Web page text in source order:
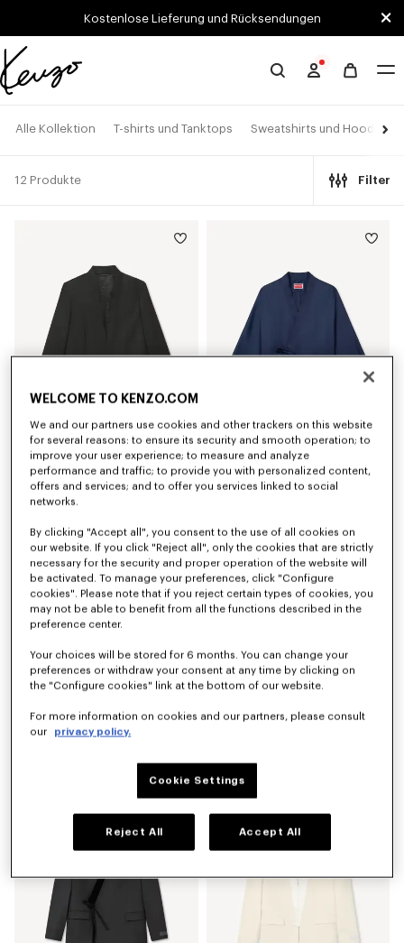
Skip to main content
Skip to footer contentKostenlose Lieferung und Rücksendungen
Offizielle
Website
Alle Kollektion T-shirts und Tanktops Sweatshirts und Hoodies
12 Produkte Filter
Kimono-Blazer aus Schurwolle
790 €
Leichte Kimono-Jacke
490 €
WELCOME TO KENZO.COM
We and our partners use cookies and other trackers on this website
for several reasons: to ensure its security and smooth operation; to
improve your user experience; to measure and analyze
performance and traffic; to provide you with personalized content,
offers and services; and to offer you services linked to social
networks.
By clicking "Accept all", you consent to the use of all cookies on
our website. If you click "Reject all", only the cookies that are strictly
necessary for the security and proper operation of the website will
be activated. To manage your preferences, click "Configure
cookies". Please note that if you reject certain types of cookies, you
may not be able to benefit from all the functions described in the
preference center.
Your choices will be stored for 6 months. You can change your
preferences or withdraw your consent at any time by clicking on
the "Configure cookies" link at the bottom of our website.
For more information on cookies and our partners, please consult
our
privacy policy.
Cookie Settings
Reject All Accept All